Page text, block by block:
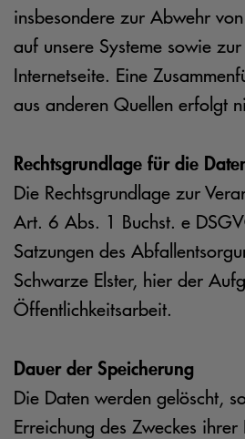
insbesondere zur Abwehr
auf unsere Systeme sowie
Internetseite. Eine
aus anderen Quellen erfolgt
Rechtsgrundlage für die
Die Rechtsgrundlage zur
Art. 6 Abs. 1 Buchst. e
Satzungen des
Schwarze Elster, hier der
Öffentlichkeitsarbeit.
Dauer der Speicherung
Die Daten werden gelöscht,
Erreichung des Zweckes ihrer